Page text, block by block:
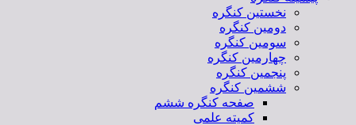
نخستین کنگره
دومین کنگره
سومین کنگره
چهارمین کنگره
پنجمین کنگره
ششمین کنگره
صفحه کنگره ششم
کمیته علمی